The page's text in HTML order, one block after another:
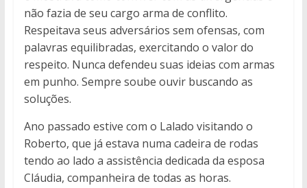
não fazia de seu cargo arma de conflito.
Respeitava seus adversários sem ofensas, com
palavras equilibradas, exercitando o valor do
respeito. Nunca defendeu suas ideias com armas
em punho. Sempre soube ouvir buscando as
soluções.
Ano passado estive com o Lalado visitando o
Roberto, que já estava numa cadeira de rodas
tendo ao lado a assistência dedicada da esposa
Cláudia, companheira de todas as horas.